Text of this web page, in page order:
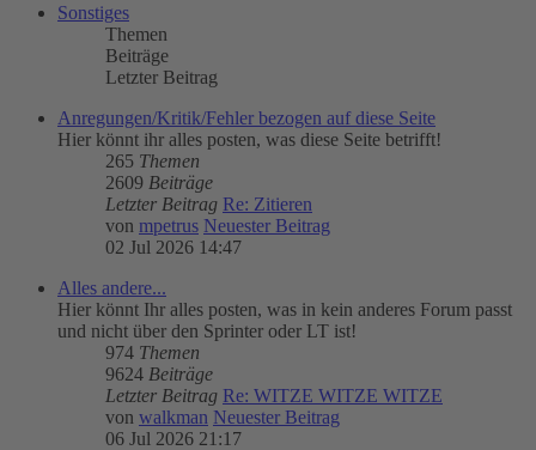
Sonstiges
Themen
Beiträge
Letzter Beitrag
Anregungen/Kritik/Fehler bezogen auf diese Seite
Hier könnt ihr alles posten, was diese Seite betrifft!
265 Themen
2609 Beiträge
Letzter Beitrag Re: Zitieren
von mpetrus Neuester Beitrag
02 Jul 2026 14:47
Alles andere...
Hier könnt Ihr alles posten, was in kein anderes Forum passt
und nicht über den Sprinter oder LT ist!
974 Themen
9624 Beiträge
Letzter Beitrag Re: WITZE WITZE WITZE
von walkman Neuester Beitrag
06 Jul 2026 21:17